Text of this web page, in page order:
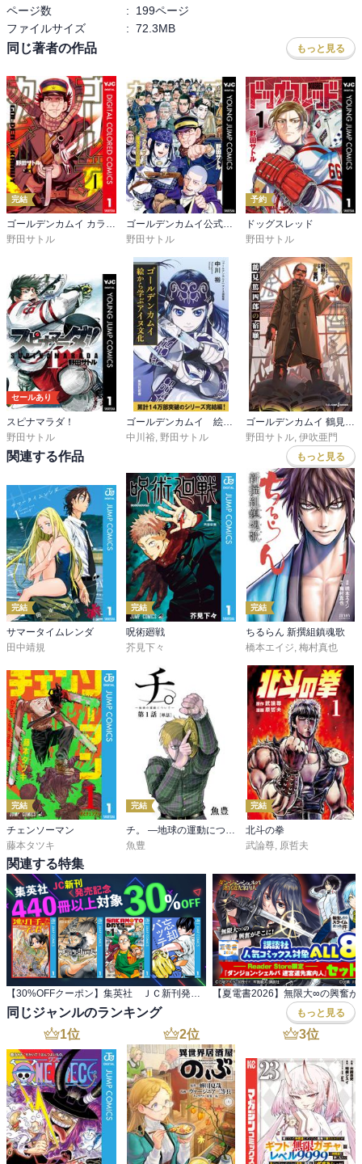
ページ数
:
199ページ
ファイルサイズ
: 72.3MB
同じ著者の作品 もっと見る
完結
ゴールデンカムイ カラー版
野田サトル
ゴールデンカムイ公式ファンブック 探究者たちの記録
野田サトル
予約
ドッグスレッド
野田サトル
セールあり
スピナマラダ！
野田サトル
中川裕 野田サトル
野田サトル 伊吹亜門
関連する作品 もっと見る
完結
サマータイムレンダ
田中靖規
完結
呪術廻戦
芥見下々
完結
ちるらん 新撰組鎮魂歌
橋本エイジ, 梅村真也
完結
チェンソーマン
藤本タツキ
完結
魚豊
完結
北斗の拳
武論尊 原哲夫
関連する特集
同じジャンルのランキング もっと見る
1位 2位 3位